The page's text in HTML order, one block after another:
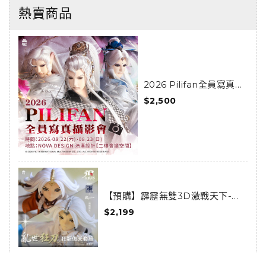
熱賣商品
2026 Pilifan全員寫真攝
$2,500
【預購】霹靂無雙3D激戰天下-亂
世狂刀-狂龍傲天套組(預購限定)
(已結束預購)
$2,199